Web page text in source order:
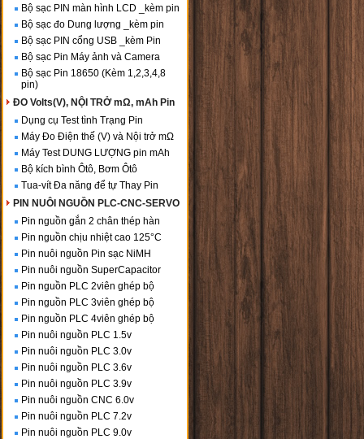
Bộ sạc PIN màn hình LCD _kèm pin
Bộ sạc đo Dung lượng _kèm pin
Bộ sạc PIN cổng USB _kèm Pin
Bộ sạc Pin Máy ảnh và Camera
Bộ sạc Pin 18650 (Kèm 1,2,3,4,8
pin)
ĐO Volts(V), NỘI TRỞ mΩ, mAh Pin
Dụng cụ Test tình Trạng Pin
Máy Đo Điện thế (V) và Nội trở mΩ
Máy Test DUNG LƯỢNG pin mAh
Bộ kích bình Ôtô, Bơm Ôtô
Tua-vít Đa năng để tự Thay Pin
PIN NUÔI NGUỒN PLC-CNC-SERVO
Pin nguồn gắn 2 chân thép hàn
Pin nguồn chịu nhiệt cao 125°C
Pin nuôi nguồn Pin sạc NiMH
Pin nuôi nguồn SuperCapacitor
Pin nguồn PLC 2viên ghép bộ
Pin nguồn PLC 3viên ghép bộ
Pin nguồn PLC 4viên ghép bộ
Pin nuôi nguồn PLC 1.5v
Pin nuôi nguồn PLC 3.0v
Pin nuôi nguồn PLC 3.6v
Pin nuôi nguồn PLC 3.9v
Pin nuôi nguồn CNC 6.0v
Pin nuôi nguồn PLC 7.2v
Pin nuôi nguồn PLC 9.0v